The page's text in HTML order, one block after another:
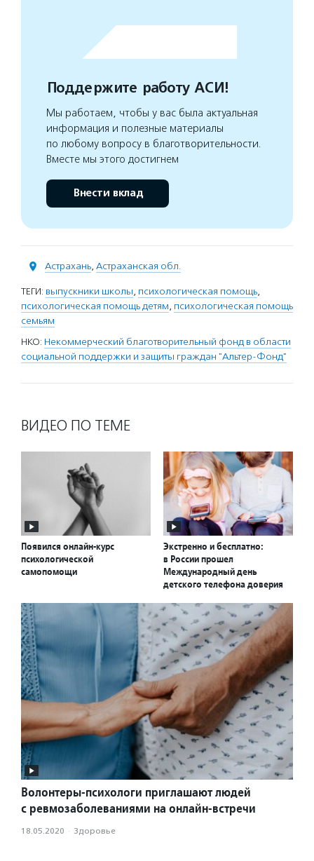
Поддержите работу АСИ!
Мы работаем, чтобы у вас была актуальная
информация и полезные материалы
по любому вопросу в благотворительности.
Вместе мы этого достигнем
Внести вклад
Астрахань, Астраханская обл.
ТЕГИ: выпускники школы, психологическая помощь,
психологическая помощь детям, психологическая помощь
семьям
НКО: Некоммерческий благотворительный фонд в области
социальной поддержки и защиты граждан "Альтер-Фонд"
ВИДЕО ПО ТЕМЕ
Появился онлайн-курс
психологической
самопомощи
Экстренно и бесплатно:
в России прошел
Международный день
детского телефона доверия
Волонтеры-психологи приглашают людей
с ревмозаболеваниями на онлайн-встречи
18.05.2020 · Здоровье